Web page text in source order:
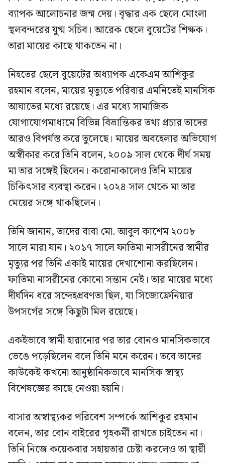
ব্যাপক আলোচনার জন্ম দেয়। বৃদ্ধার এক ছেলে মোংলা
স্থলবন্দরের যুগ্ম সচিব। আরেক ছেলে বুয়েটের শিক্ষক।
তারা মায়ের কাছে থাকতেন না।
নিহতের ছেলে বুয়েটের অধ্যাপক একেএম আশিকুর
রহমান বলেন, মায়ের মৃত্যুতে পরিবার এমনিতেই মানসিক
আঘাতের মধ্যে রয়েছে। এর মধ্যে সামাজিক
যোগাযোগমাধ্যমে বিভিন্ন বিভ্রান্তিকর তথ্য প্রচার তাদের
আরও বিপর্যস্ত করে তুলেছে। মায়ের অবহেলার অভিযোগ
অস্বীকার করে তিনি বলেন, ২০০৯ সাল থেকে দীর্ঘ সময়
মা তার সঙ্গেই ছিলেন। করোনাকালেও তিনি মায়ের
চিকিৎসার ব্যবস্থা করেন। ২০২৪ সাল থেকে মা তার
মেয়ের সঙ্গে থাকছিলেন।
তিনি জানান, তাদের বাবা মো. আবুল কাশেম ২০০৮
সালে মারা যান। ২০১৭ সালে ফাতিমা নাসরীনের স্বামীর
মৃত্যুর পর তিনি একাই মায়ের দেখাশোনা করছিলেন।
ফাতিমা নাসরীনের কোনো সন্তান নেই। তার মায়ের মধ্যে
দীর্ঘদিন ধরে সন্দেহপ্রবণতা ছিল, যা সিজোফ্রেনিয়ার
উপসর্গের সঙ্গে কিছুটা মিল রয়েছে।
একইভাবে স্বামী হারানোর পর তার বোনও মানসিকভাবে
ভেঙে পড়েছিলেন বলে তিনি মনে করেন। তবে তাদের
কাউকেই কখনো আনুষ্ঠানিকভাবে মানসিক স্বাস্থ্য
বিশেষজ্ঞের কাছে নেওয়া হয়নি।
বাসার অস্বাস্থ্যকর পরিবেশ সম্পর্কে আশিকুর রহমান
বলেন, তার বোন বাইরের গৃহকর্মী রাখতে চাইতেন না।
তিনি নিজে কয়েকবার সহায়তার চেষ্টা করলেও তা স্থায়ী